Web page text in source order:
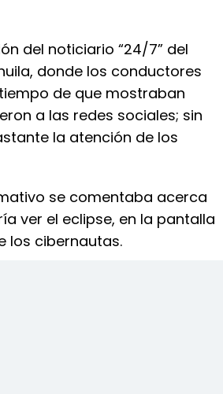
del noticiario “24/7” del
donde los conductores
de que mostraban
a las redes sociales; sin
la atención de los
se comentaba acerca
ver el eclipse, en la pantalla
los cibernautas.